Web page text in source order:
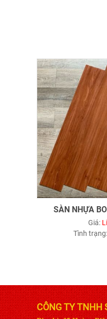
SÀN NHỰA
Giá:
Tình trạng:
CÔNG TY TNHH